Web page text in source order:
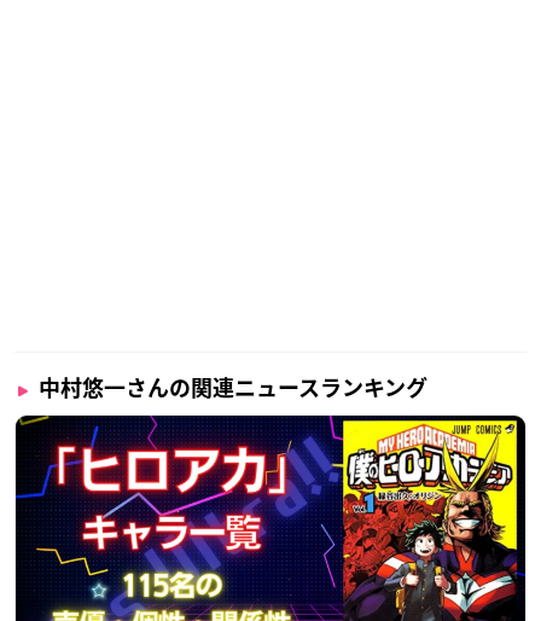
中村悠一さんの関連ニュースランキング